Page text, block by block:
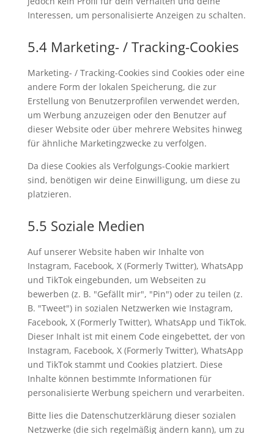
Interessen, um personalisierte Anzeigen zu schalten.
5.4 Marketing- / Tracking-Cookies
Marketing- / Tracking-Cookies sind Cookies oder eine
andere Form der lokalen Speicherung, die zur
Erstellung von Benutzerprofilen verwendet werden,
um Werbung anzuzeigen oder den Benutzer auf
dieser Website oder über mehrere Websites hinweg
für ähnliche Marketingzwecke zu verfolgen.
Da diese Cookies als Verfolgungs-Cookie markiert
sind, benötigen wir deine Einwilligung, um diese zu
platzieren.
5.5 Soziale Medien
Auf unserer Website haben wir Inhalte von
Instagram, Facebook, X (Formerly Twitter), WhatsApp
und TikTok eingebunden, um Webseiten zu
bewerben (z. B. "Gefällt mir", "Pin") oder zu teilen (z.
B. "Tweet") in sozialen Netzwerken wie Instagram,
Facebook, X (Formerly Twitter), WhatsApp und TikTok.
Dieser Inhalt ist mit einem Code eingebettet, der von
Instagram, Facebook, X (Formerly Twitter), WhatsApp
und TikTok stammt und Cookies platziert. Diese
Inhalte können bestimmte Informationen für
personalisierte Werbung speichern und verarbeiten.
Bitte lies die Datenschutzerklärung dieser sozialen
Netzwerke (die sich regelmäßig ändern kann), um zu